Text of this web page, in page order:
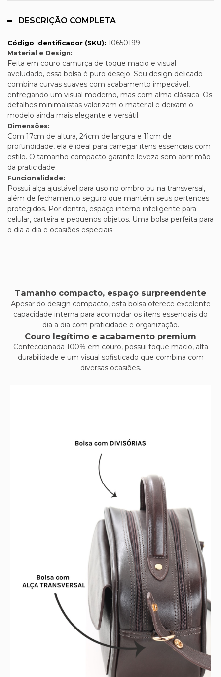
DESCRIÇÃO COMPLETA
Código identificador (SKU): 10650199
Material e Design:
Feita em couro camurça de toque macio e visual
aveludado, essa bolsa é puro desejo. Seu design delicado
combina curvas suaves com acabamento impecável,
entregando um visual moderno, mas com alma clássica. Os
detalhes minimalistas valorizam o material e deixam o
modelo ainda mais elegante e versátil.
Dimensões:
Com 17cm de altura, 24cm de largura e 11cm de
profundidade, ela é ideal para carregar itens essenciais com
estilo. O tamanho compacto garante leveza sem abrir mão
da praticidade.
Funcionalidade:
Possui alça ajustável para uso no ombro ou na transversal,
além de fechamento seguro que mantém seus pertences
protegidos. Por dentro, espaço interno inteligente para
celular, carteira e pequenos objetos. Uma bolsa perfeita para
o dia a dia e ocasiões especiais.
Tamanho compacto, espaço surpreendente
Apesar do design compacto, esta bolsa oferece excelente
capacidade interna para acomodar os itens essenciais do
dia a dia com praticidade e organização.
Couro legítimo e acabamento premium
Confeccionada 100% em couro, possui toque macio, alta
durabilidade e um visual sofisticado que combina com
diversas ocasiões.